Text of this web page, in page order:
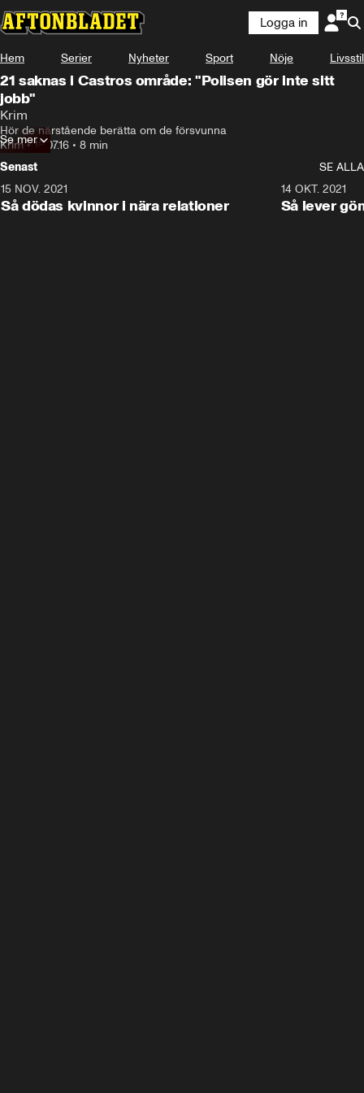
Logga in
Hem Serier Nyheter Sport Nöje Livsstil
21 saknas i Castros område: "Polisen gör inte sitt
jobb"
Krim
Hör de närstående berätta om de försvunna
Krim•18.07.16 • 8 min
Se mer
Senast
SE ALLA
15 NOV. 2021
Så dödas kvinnor i nära relationer
14 OKT. 2021
Så lever